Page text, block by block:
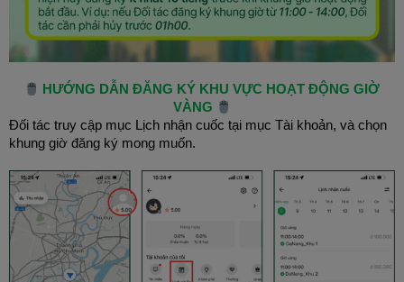
HƯỚNG DẪN ĐĂNG KÝ KHU VỰC HOẠT ĐỘNG GIỜ
VÀNG
Đối tác truy cập mục Lịch nhận cuốc tại mục Tài khoản, và chọn
khung giờ đăng ký mong muốn.